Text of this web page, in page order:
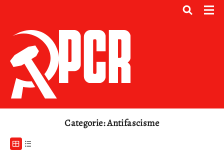
Categorie: Antifascisme